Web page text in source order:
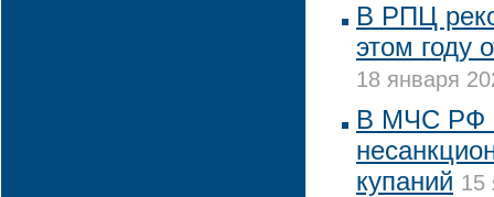
В РПЦ
этом году
18 января
В МЧС РФ
купаний 15